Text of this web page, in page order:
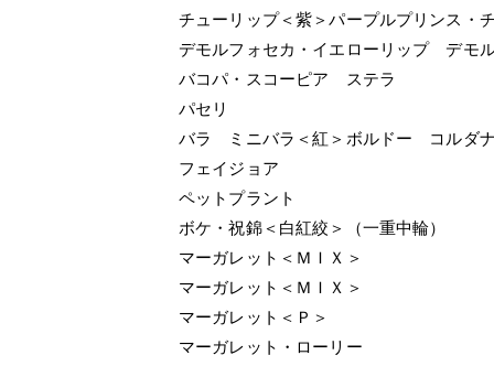
チューリップ＜紫＞パープルプリンス・
デモルフォセカ・イエローリップ デモ
バコパ・スコーピア ステラ
パセリ
バラ ミニバラ＜紅＞ボルドー コルダナ
フェイジョア
ペットプラント
ボケ・祝錦＜白紅絞＞（一重中輪）
マーガレット＜ＭＩＸ＞
マーガレット＜ＭＩＸ＞
マーガレット＜Ｐ＞
マーガレット・ローリー